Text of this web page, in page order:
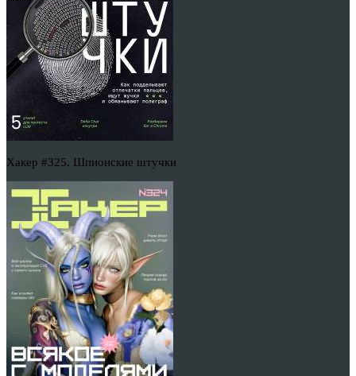
Хакер #325. Шпионские штучки